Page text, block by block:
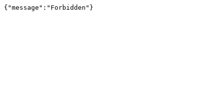
{"message":"Forbidden"}